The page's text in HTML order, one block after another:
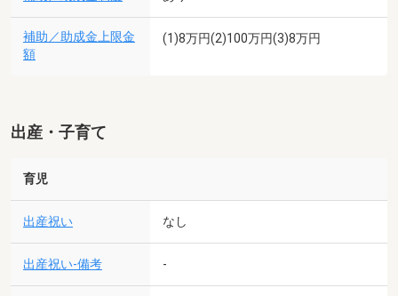
補助／助成金上限金
額
(1)8万円(2)100万円(3)8万円
出産・子育て
育児
出産祝い なし
出産祝い-備考 -